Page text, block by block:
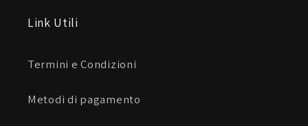
Link Utili
Termini e Condizioni
Metodi di pagamento